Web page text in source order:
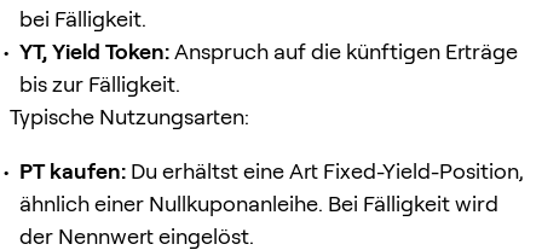
bei Fälligkeit.
YT, Yield Token:Anspruch auf die künftigen Erträge
bis zur Fälligkeit.
Typische Nutzungsarten:
PT kaufen: Du erhältst eine Art Fixed-Yield-Position,
ähnlich einer Nullkuponanleihe. Bei Fälligkeit wird
der Nennwert eingelöst.